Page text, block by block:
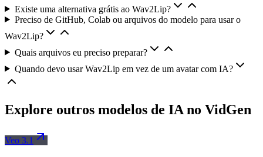
Existe uma alternativa grátis ao Wav2Lip?
Preciso de GitHub, Colab ou arquivos do modelo para usar o
Wav2Lip?
Quais arquivos eu preciso preparar?
Quando devo usar Wav2Lip em vez de um avatar com IA?
Explore outros modelos de IA no VidGen
Veo 3.1